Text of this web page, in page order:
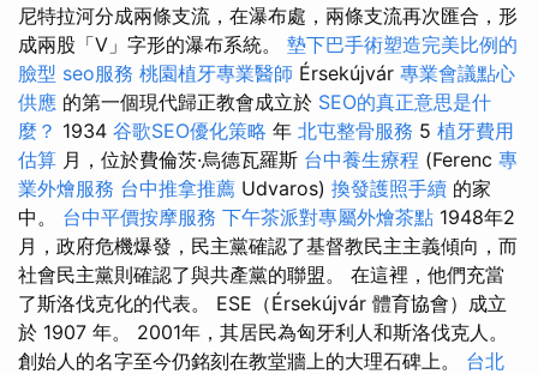
尼特拉河分成兩條支流，在瀑布處，兩條支流再次匯合，形
成兩股「V」字形的瀑布系統。 墊下巴手術塑造完美比例的
臉型 seo服務 桃園植牙專業醫師 Érsekújvár 專業會議點心
供應 的第一個現代歸正教會成立於 SEO的真正意思是什
麼？ 1934 谷歌SEO優化策略 年 北屯整骨服務 5 植牙費用
估算 月，位於費倫茨·烏德瓦羅斯 台中養生療程 (Ferenc 專
業外燴服務 台中推拿推薦 Udvaros) 換發護照手續 的家
中。 台中平價按摩服務 下午茶派對專屬外燴茶點 1948年2
月，政府危機爆發，民主黨確認了基督教民主主義傾向，而
社會民主黨則確認了與共產黨的聯盟。 在這裡，他們充當
了斯洛伐克化的代表。 ESE（Érsekújvár 體育協會）成立
於 1907 年。 2001年，其居民為匈牙利人和斯洛伐克人。
創始人的名字至今仍銘刻在教堂牆上的大理石碑上。 台北